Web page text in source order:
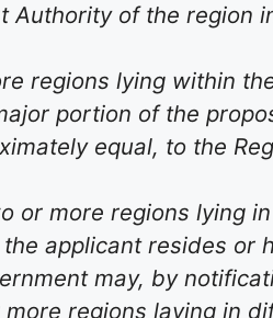
Authority of the region
regions lying within
portion of the
equal, to the
more regions lying
applicant resides or
may, by
regions laying in